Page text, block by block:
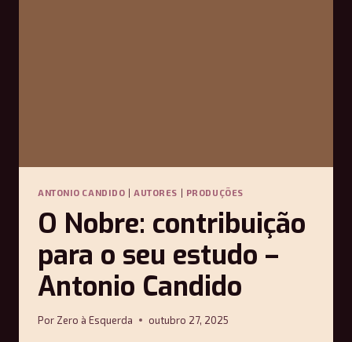
ANTONIO CANDIDO |AUTORES PRODUÇÕES
O Nobre: contribuição
para o seu estudo –
Antonio Candido
Por Zero à Esquerda outubro 27, 2025